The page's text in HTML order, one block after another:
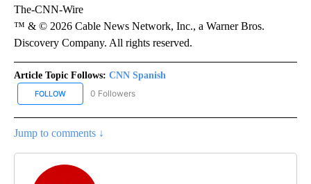
The-CNN-Wire
™ & © 2026 Cable News Network, Inc., a Warner Bros.
Discovery Company. All rights reserved.
Article Topic Follows: CNN Spanish
FOLLOW FOLLOW "CNN SPANISH" TO RECEIVE NOTIFICATIONS ABOUT
0 Followers
Jump to comments ↓